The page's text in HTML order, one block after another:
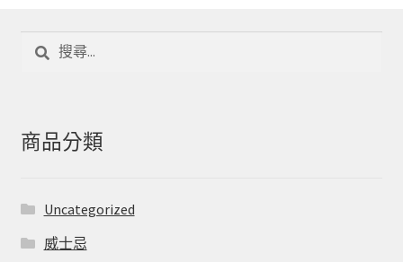
字:
商品分類
Uncategorized
威士忌